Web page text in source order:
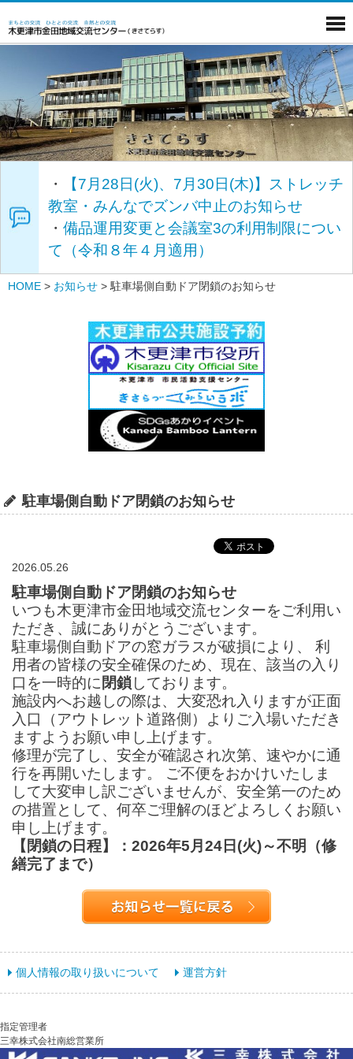
・
【7月28日(火)、7月30日(木)】ストレッチ
教室・みんなでズンバ中止のお知らせ
・ 備品運用変更と会議室3の利用制限につい
て（令和８年４月適用）
HOME > お知らせ > 駐車場側自動ドア閉鎖のお知らせ
駐車場側自動ドア閉鎖のお知らせ
2026.05.26
駐車場側自動ドア閉鎖のお知らせ
いつも木更津市金田地域交流センターをご利用い
ただき、誠にありがとうございます。
駐車場側自動ドアの窓ガラスが破損により、 利
用者の皆様の安全確保のため、現在、該当の入り
口を一時的に 閉鎖しております。
施設内へお越しの際は、大変恐れ入りますが正面
入口（アウトレット道路側）よりご入場いただき
ますようお願い申し上げます。
修理が完了し、安全が確認され次第、速やかに通
行を再開いたします。 ご不便をおかけいたしま
して大変申し訳ございませんが、安全第一のため
の措置として、何卒ご理解のほどよろしくお願い
申し上げます。
【閉鎖の日程】：2026年5月24日(火)～不明（修
繕完了まで）
個人情報の取り扱いについて 運営方針
指定管理者
三幸株式会社南総営業所